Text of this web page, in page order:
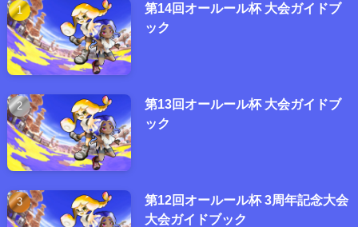
第14回オールール杯 大会ガイドブ
ック
第13回オールール杯 大会ガイドブ
ック
第12回オールール杯 3周年記念大会
大会ガイドブック